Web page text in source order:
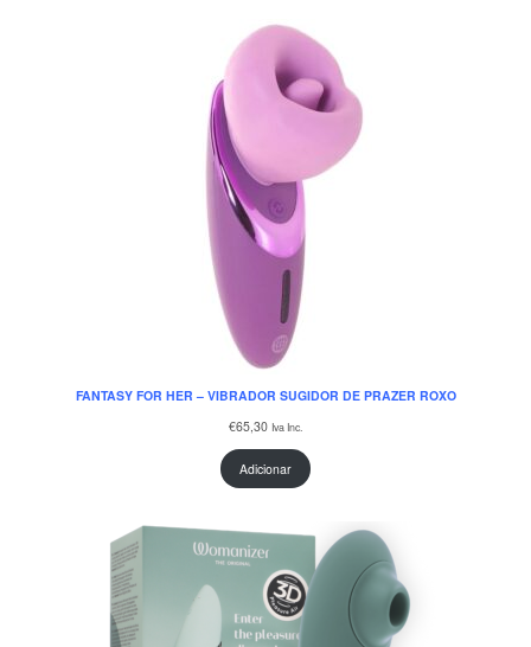
FANTASY FOR HER – VIBRADOR SUGIDOR DE PRAZER ROXO
€65,30 Iva Inc.
Adicionar